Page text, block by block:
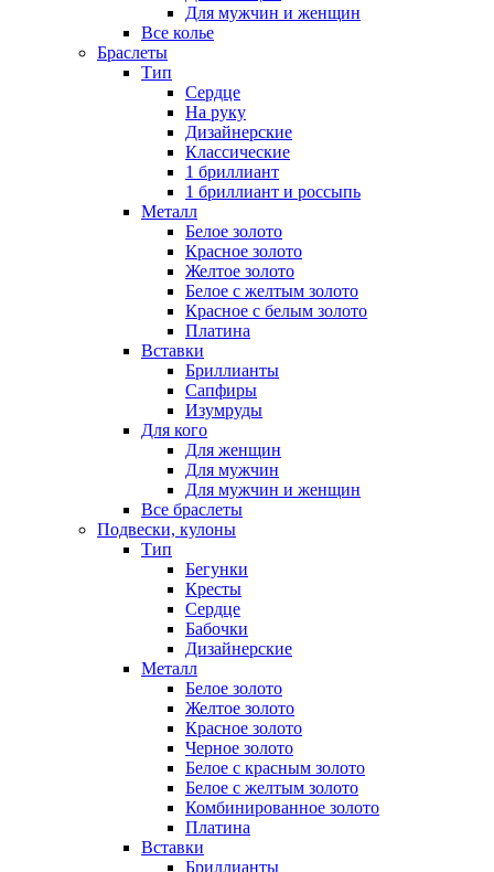
Для мужчин и женщин
Все колье
Браслеты
Тип
Сердце
На руку
Дизайнерские
Классические
1 бриллиант
1 бриллиант и россыпь
Металл
Белое золото
Красное золото
Желтое золото
Белое с желтым золото
Красное с белым золото
Платина
Вставки
Бриллианты
Сапфиры
Изумруды
Для кого
Для женщин
Для мужчин
Для мужчин и женщин
Все браслеты
Подвески, кулоны
Тип
Бегунки
Кресты
Сердце
Бабочки
Дизайнерские
Металл
Белое золото
Желтое золото
Красное золото
Черное золото
Белое с красным золото
Белое с желтым золото
Комбинированное золото
Платина
Вставки
Бриллианты